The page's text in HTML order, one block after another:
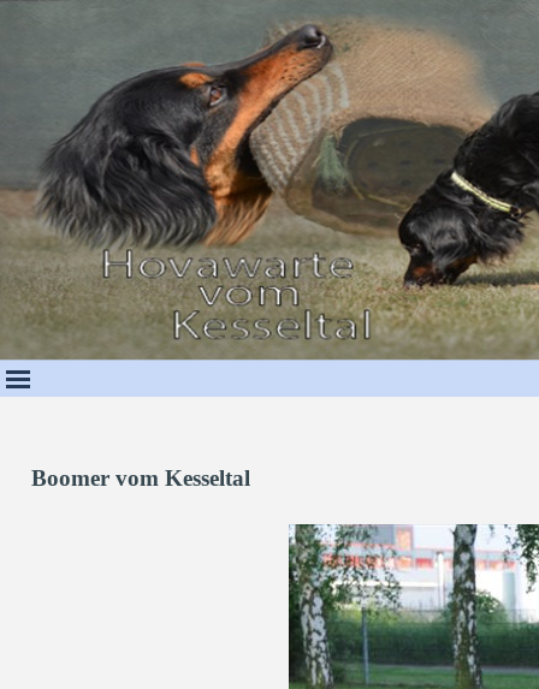
Boomer vom Kesseltal